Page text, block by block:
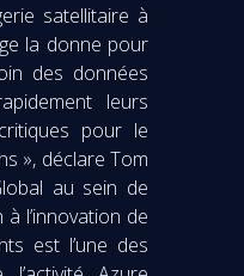
satellitaire à
la donne pour
des données
leurs
pour le
», déclare Tom
au sein de
l’innovation de
est l’une des